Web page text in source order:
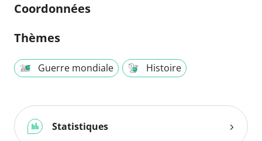
Coordonnées
Thèmes
Guerre mondiale Histoire
Statistiques